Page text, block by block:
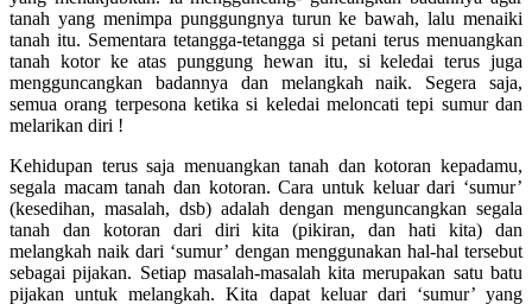
tanah yang menimpa punggungnya turun ke bawah, lalu menaiki
tanah itu. Sementara tetangga-tetangga si petani terus menuangkan
tanah kotor ke atas punggung hewan itu, si keledai terus juga
mengguncangkan badannya dan melangkah naik. Segera saja,
semua orang terpesona ketika si keledai meloncati tepi sumur dan
melarikan diri !
Kehidupan terus saja menuangkan tanah dan kotoran kepadamu,
segala macam tanah dan kotoran. Cara untuk keluar dari ‘sumur’
(kesedihan, masalah, dsb) adalah dengan menguncangkan segala
tanah dan kotoran dari diri kita (pikiran, dan hati kita) dan
melangkah naik dari ‘sumur’ dengan menggunakan hal-hal tersebut
sebagai pijakan. Setiap masalah-masalah kita merupakan satu batu
pijakan untuk melangkah. Kita dapat keluar dari ‘sumur’ yang